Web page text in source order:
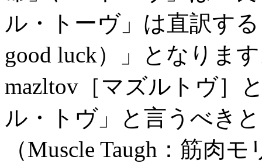
ル・トーヴ」は直訳す
good luck）」となりま
mazltov［マズルトヴ］
ル・トヴ」と言うべき
（Muscle Taugh：筋肉